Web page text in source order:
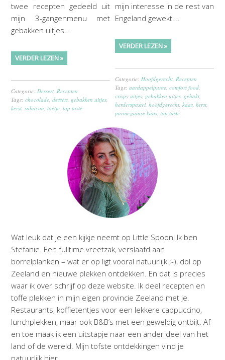
twee recepten gedeeld uit
mijn 3-gangenmenu met
gebakken uitjes…
VERDER LEZEN »
Categorie: Dessert Recepten
Tags:chocolade ,dessert gebakken uitjes
kerst ,sabayon ,toetje ,top taste
mijn interesse in de rest van
Engeland gewekt….
VERDER LEZEN »
Categorie: Hoofdgerecht Recepten
Tags:aardappelpuree ,comfort food
crispy uitjes gebakken uitjes gehakt
herderspastei ,hoofdgerecht ,kaas ,kerst
parmezaanse kaas ,top taste
Wat leuk dat je een kijkje neemt op Little Spoon! Ik ben
Stefanie. Een fulltime vreetzak, verslaafd aan
borrelplanken – wat er op ligt vooral natuurlijk ;-), dol op
Zeeland en nieuwe plekken ontdekken. En dat is precies
waar ik over schrijf op deze website. Ik deel recepten en
toffe plekken in mijn eigen provincie Zeeland met je.
Restaurants, koffietentjes voor een lekkere cappuccino,
lunchplekken, maar ook B&B’s met een geweldig ontbijt. Af
en toe maak ik een uitstapje naar een ander deel van het
land of de wereld. Mijn tofste ontdekkingen vind je
natuurlijk hier.